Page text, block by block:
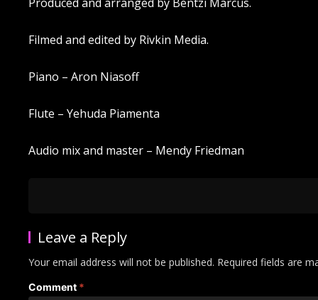
Filmed and edited by Rivkin Media.
Piano – Aron Niasoff
Flute – Yehuda Piamenta
Audio mix and master – Mendy Friedman
Leave a Reply
Your email address will not be published. Required fields are
Comment *